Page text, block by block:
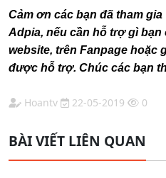
Cảm ơn các bạn đã tham
Adpia, nếu cần hỗ trợ gì
website, trên Fanpage hoặc
được hỗ trợ. Chúc các bạn
Hoantv 22-05-2019 0
BÀI VIẾT LIÊN QUAN